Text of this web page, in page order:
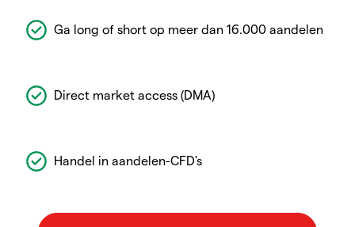
Ga long of short op meer dan 16.000 aandelen
Direct market access (DMA)
Handel in aandelen-CFD's